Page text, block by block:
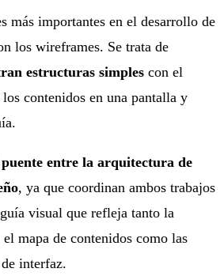
más importantes en el desarrollo de
los wireframes. Se trata de
estructuras simples con el
contenidos en una pantalla y
puente entre la arquitectura de
, ya que coordinan ambos trabajos
visual que refleja tanto la
mapa de contenidos como las
interfaz.